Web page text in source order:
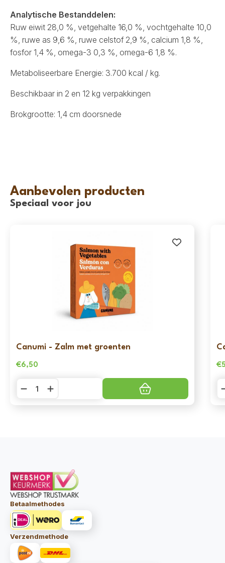
Analytische Bestanddelen:
Ruw eiwit 28,0 %, vetgehalte 16,0 %, vochtgehalte 10,0
%, ruwe as 9,6 %, ruwe celstof 2,9 %, calcium 1,8 %,
fosfor 1,4 %, omega-3 0,3 %, omega-6 1,8 %.
Metaboliseerbare Energie: 3.700 kcal / kg.
Beschikbaar in 2 en 12 kg verpakkingen
Brokgrootte: 1,4 cm doorsnede
Aanbevolen producten
Speciaal voor jou
Canumi - Zalm met groenten
€6,50 €
Betaalmethodes
Verzendmethode